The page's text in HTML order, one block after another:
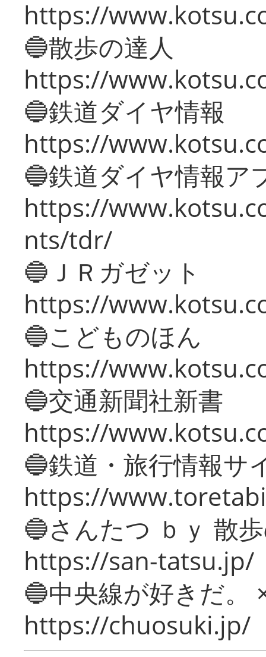
https://
🔵散歩の達人
https://
🔵鉄道ダイヤ情報
https://
🔵鉄道ダイヤ情報ア
https://
nts/tdr/
🔵ＪＲガゼット
https://
🔵こどものほん
https://
🔵交通新聞社新書
https://
🔵鉄道・旅行情報サ
https://
🔵さんたつ ｂｙ 散
https://san-tatsu.jp/
🔵中央線が好きだ。
https://chuosuki.jp/